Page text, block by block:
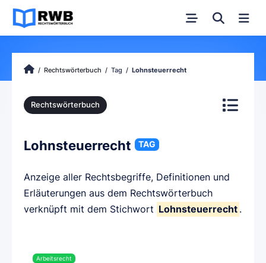
Rechtswörterbuch Tag Lohnsteuerrecht
Rechtswörterbuch
Lohnsteuerrecht TAG
Anzeige aller Rechtsbegriffe, Definitionen und
Erläuterungen aus dem Rechtswörterbuch
verknüpft mit dem Stichwort Lohnsteuerrecht .
Arbeitsrecht